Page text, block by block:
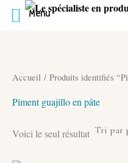
Accueil / Produits identifiés
Piment guajillo en pâte
Voici le seul résultat
Menu